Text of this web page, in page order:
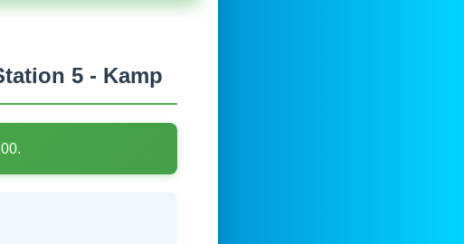
5 - Kamp